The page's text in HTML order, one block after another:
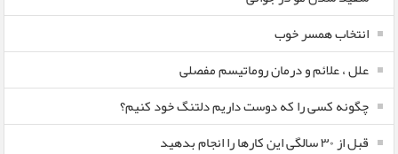
انتخاب همسر خوب
علل ، علائم و درمان روماتیسم مفصلی
چگونه کسی را که دوست داریم دلتنگ خود کنیم؟
قبل از ۳۰ سالگی این کارها را انجام بدهید